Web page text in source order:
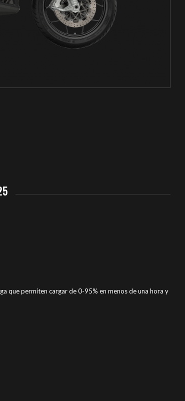
que permiten cargar de 0-95% en menos de una hora y